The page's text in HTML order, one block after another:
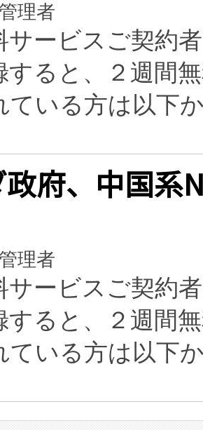
理者
サービスご契約
すると、２週間
ている方は以下
府、中国
理者
サービスご契約
すると、２週間
ている方は以下